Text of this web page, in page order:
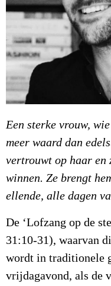
Een sterke vrouw,
meer waard dan
vertrouwt op haar
winnen. Ze brengt
ellende, alle dagen
De ‘Lofzang op de
31:10-31), waarvan
wordt in traditionele
vrijdagavond, als de